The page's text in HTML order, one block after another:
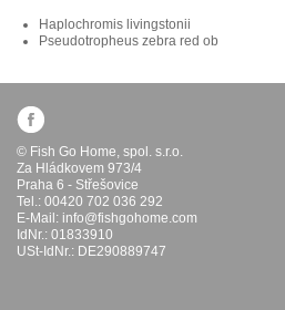
Haplochromis livingstonii
Pseudotropheus zebra red ob
© Fish Go Home, spol. s.r.o.
Za Hládkovem 973/4
Praha 6 - Střešovice
Tel.: 00420 702 036 292
E-Mail: info@fishgohome.com
IdNr.: 01833910
USt-IdNr.: DE290889747